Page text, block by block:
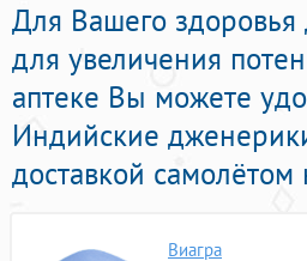
Для Вашего
для увеличения
аптеке Вы можете
Индийские
доставкой
Виагра